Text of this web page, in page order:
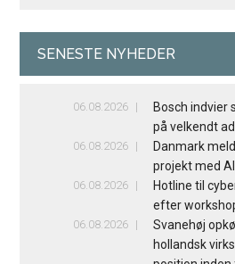
SENESTE NYHEDER
06.08.2026
Bosch indvier
på velkendt
06.08.2026
Danmark
projekt med
06.08.2026
Hotline til
efter
06.08.2026
Svanehøj
hollandsk